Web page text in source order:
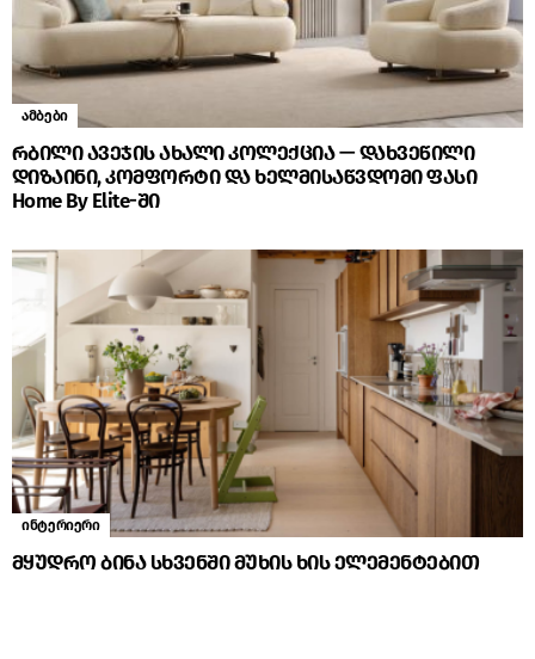
ამბები
რბილი ავეჯის ახალი კოლექცია — დახვეწილი
დიზაინი, კომფორტი და ხელმისაწვდომი ფასი
Home By Elite-ში
ინტერიერი
მყუდრო ბინა სხვენში მუხის ხის ელემენტებით